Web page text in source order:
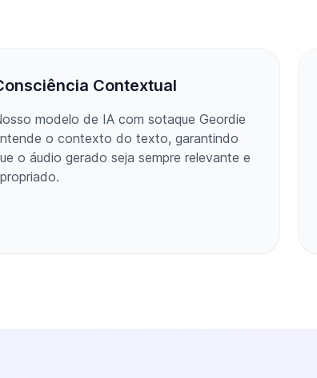
Contextual
modelo de IA com sotaque Geordie
o contexto do texto, garantindo
o áudio gerado seja sempre relevante e